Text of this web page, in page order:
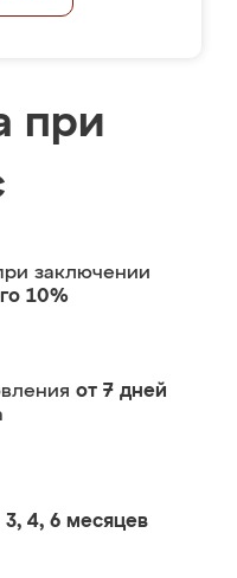
при
заключении
10%
от 7 дней
3, 4, 6 месяцев